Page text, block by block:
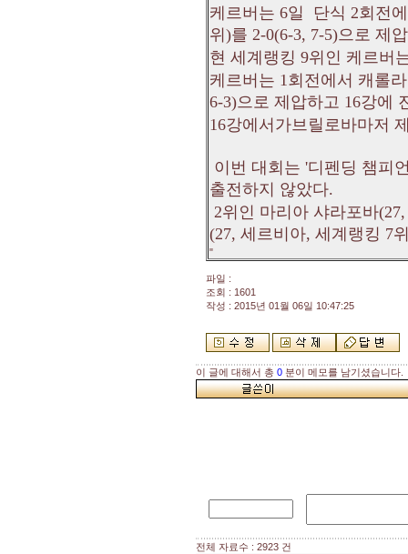
케르버는 6일 단식 2회전
위)를 2-0(6-3, 7-5)으로 제
현 세계랭킹 9위인 케르버
케르버는 1회전에서 캐롤
6-3)으로 제압하고 16강에
16강에서가브릴로바마저
이번 대회는 '디펜딩 챔피
출전하지 않았다.
2위인 마리아 샤라포바
(27, 세르비아, 세계랭킹 7
"
파일 :
조회 : 1601
작성 : 2015년 01월 06일 10:47:25
이 글에 대해서 총 0 분이 메모를 남기셨습니다.
전체 자료수 : 2923 건